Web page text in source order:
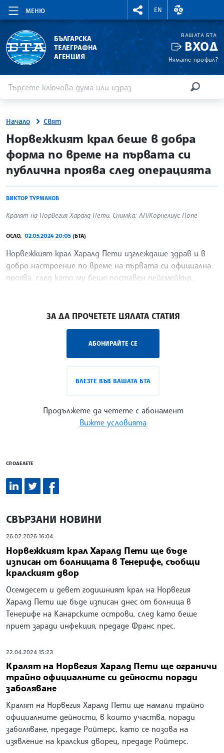
МЕНЮ
RIGHTMENU.SOCIAL
EN
ВАЛУТНИ
БЪЛГАРСКА
ТЕЛЕГРАФНА
АГЕНЦИЯ
ВАШАТА БТА
ВХОД
Нямате профил?
Начало Свят
site.bta
Норвежкият крал беше в добра
форма по време на първата си
публична проява след операцията
ВИКТОР ТУРМАКОВ
Кралят на Норвегия Харалд Пети. Снимка: АП/Корнелиус Попе
ОСЛО, 02.05.2024 20:05 (БТА)
Норвежкият крал Харалд Пети изглеждаше здрав и в
добро настроение по време на първата си официална
проява, след като му беше поставен пейсмейкър,
ЗА ДА ПРОЧЕТЕТЕ ЦЯЛАТА СТАТИЯ
АБОНИРАЙТЕ СЕ
ВЛЕЗТЕ ВЪВ ВАШАТА БТА
Продължете да четете с абонамент
Вижте условията
СПОДЕЛЕТЕ
СВЪРЗАНИ НОВИНИ
26.02.2026 16:04
Норвежкият крал Харалд Пети ще бъде
изписан от болницата в Тенерифе, съобщи
кралският двор
Осемдесет и девет годишният крал на Норвегия
Харалд Пети ще бъде изписан днес от болница в
Тенерифе на Канарските острови, след като беше
приет заради инфекция, предаде Франс прес.
22.04.2024 15:23
Кралят на Норвегия Харалд Пети ще ограничи
трайно официалните си дейности поради
заболяване
Кралят на Норвегия Харалд Пети ще намали трайно
официалните дейности, в които участва, поради
заболяване, предаде Ройтерс, като се позова на
изявление на кралския дворец, предаде Ройтерс.